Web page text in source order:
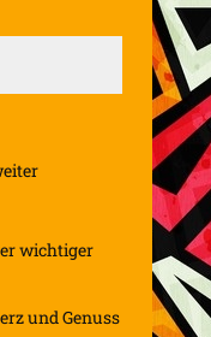
wichtiger
und Genuss